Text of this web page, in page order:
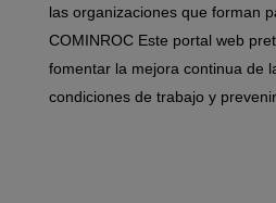
las organizaciones que forman
COMINROC Este portal web
fomentar la mejora continua de
condiciones de trabajo y